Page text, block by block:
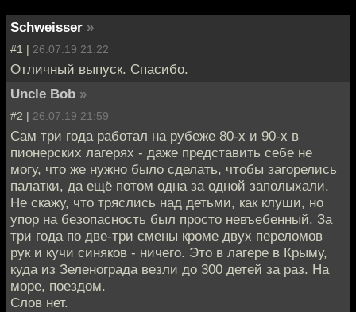
Schweisser »
#1 | 26.07.19 21:22
Отличный выпуск. Спасибо.
Uncle Bob »
#2 | 26.07.19 21:59
Сам три года работал на рубеже 80-х и 90-х в
пионерских лагерях - даже представить себе не
могу, что же нужно было сделать, чтобы загорелись
палатки, да ещё потом одна за одной заполыхали.
Не скажу, что тряслись над детьми, как клуши, но
упор на безопасность был просто невъебенный. За
три года по две-три смены кроме двух переломов
рук и кучи синяков - ничего. Это в лагере в Крыму,
куда из Зеленограда везли до 300 детей за раз. На
море, поездом.
Слов нет.